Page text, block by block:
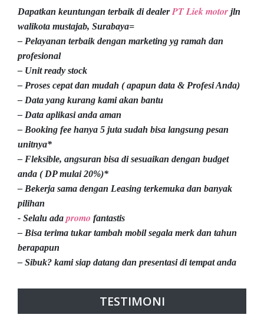
Dapatkan keuntungan terbaik di dealerPT Liek motor jln
walikota mustajab, Surabaya=
– Pelayanan terbaik dengan marketing yg ramah dan
profesional
– Unit ready stock
– Proses cepat dan mudah ( apapun data & Profesi Anda)
– Data yang kurang kami akan bantu
– Data aplikasi anda aman
– Booking fee hanya 5 juta sudah bisa langsung pesan
unitnya*
– Fleksible, angsuran bisa di sesuaikan dengan budget
anda ( DP mulai 20%)*
– Bekerja sama dengan Leasing terkemuka dan banyak
pilihan
- Selalu ada promo fantastis
– Bisa terima tukar tambah mobil segala merk dan tahun
berapapun
– Sibuk? kami siap datang dan presentasi di tempat anda
TESTIMONI